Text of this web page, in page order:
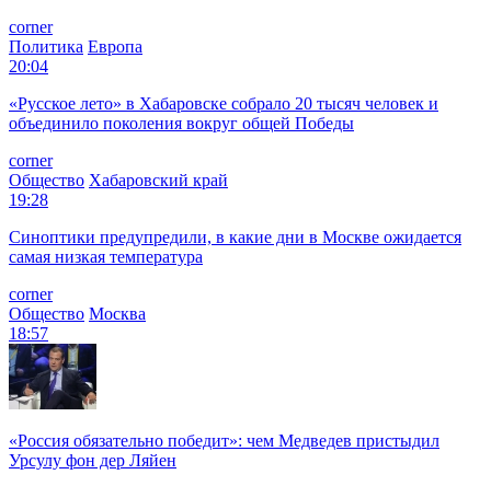
corner
Политика Европа
20:04
«Русское лето» в Хабаровске собрало 20 тысяч человек и
объединило поколения вокруг общей Победы
corner
Общество Хабаровский край
19:28
Синоптики предупредили, в какие дни в Москве ожидается
самая низкая температура
corner
Общество Москва
18:57
«Россия обязательно победит»: чем Медведев пристыдил
Урсулу фон дер Ляйен